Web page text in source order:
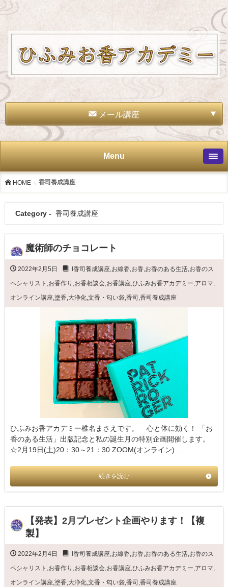
メール講座
Menu
HOME 香司養成講座
Category - 香司養成講座
魔術師のチョコレート
2022年2月5日 l香司養成講座,お線香,お香,お香のある生活,お香のス
ペシャリスト ,お香作り ,お香相談会,お香講座,ひふみお香アカデミー,アロマ,
オンライン講座,塗香,大浄化,文香・匂い袋,香司 ,香司養成講座
ひふみお香アカデミー椎名まさえです。 心と体に効く！ 「お
香のある生活」出版記念と私の誕生月の特別企画開催します。
☆2月19日(土)20：30～21：30 ZOOM(オンライン) …
続きを読む
【発表】2月プレゼント企画やります！【複
製】
2022年2月4日 l香司養成講座 お線香 お香 お香のある生活 お香のス
ペシャリスト お香作り お香相談会 お香講座 ひふみお香アカデミー アロマ
オンライン講座 塗香 大浄化 文香・匂い袋 香司 香司養成講座